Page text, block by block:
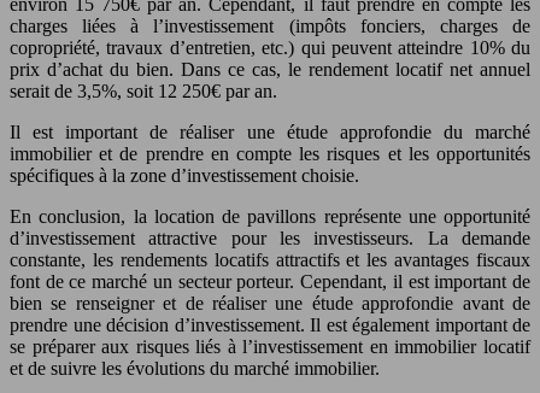
charges liées à l’investissement (impôts fonciers, charges de
copropriété, travaux d’entretien, etc.) qui peuvent atteindre 10% du
prix d’achat du bien. Dans ce cas, le rendement locatif net annuel
serait de 3,5%, soit 12 250€ par an.
Il est important de réaliser une étude approfondie du marché
immobilier et de prendre en compte les risques et les opportunités
spécifiques à la zone d’investissement choisie.
En conclusion, la location de pavillons représente une opportunité
d’investissement attractive pour les investisseurs. La demande
constante, les rendements locatifs attractifs et les avantages fiscaux
font de ce marché un secteur porteur. Cependant, il est important de
bien se renseigner et de réaliser une étude approfondie avant de
prendre une décision d’investissement. Il est également important de
se préparer aux risques liés à l’investissement en immobilier locatif
et de suivre les évolutions du marché immobilier.